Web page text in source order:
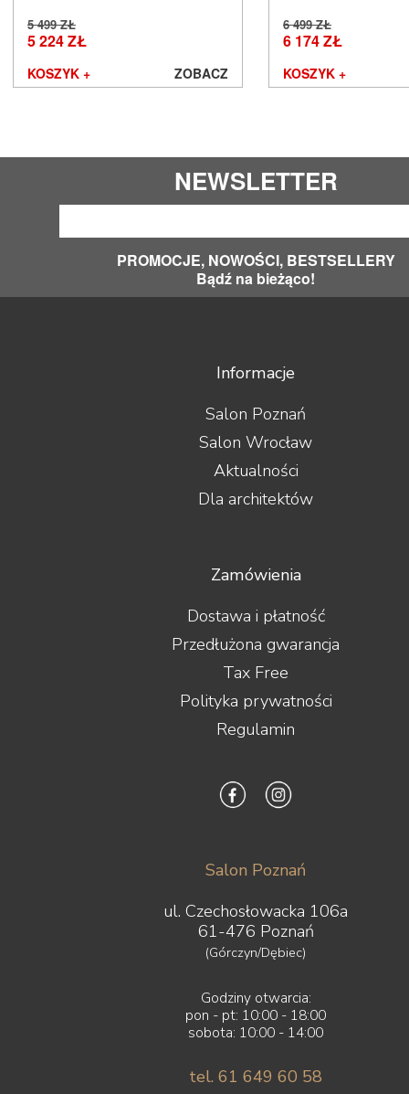
ZMF
5 499 ZŁ
5 224 ZŁ
KOSZYK + ZOBACZ
6 499 ZŁ
6 174 ZŁ
KOSZYK +
NEWSLETTER
PROMOCJE, NOWOŚCI, BESTSELLERY
Bądź na bieżąco!
Informacje
Salon Poznań
Salon Wrocław
Aktualności
Dla architektów
Zamówienia
Dostawa i płatność
Przedłużona gwarancja
Tax Free
Polityka prywatności
Regulamin
Salon Poznań
ul. Czechosłowacka 106a
61-476 Poznań
(Górczyn/Dębiec)
Godziny otwarcia:
pon - pt: 10:00 - 18:00
sobota: 10:00 - 14:00
tel. 61 649 60 58